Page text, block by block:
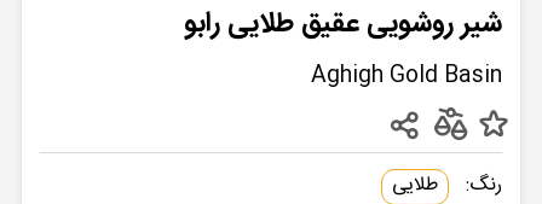
شیر روشویی عقیق طلایی رابو
Aghigh Gold Basin
رنگ: طلایی